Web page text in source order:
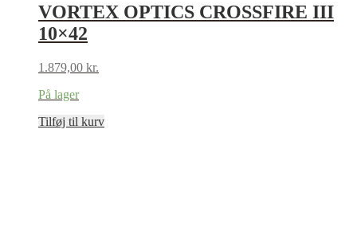
VORTEX OPTICS CROSSFIRE III
10×42
1.879,00 kr.
På lager
Tilføj til kurv